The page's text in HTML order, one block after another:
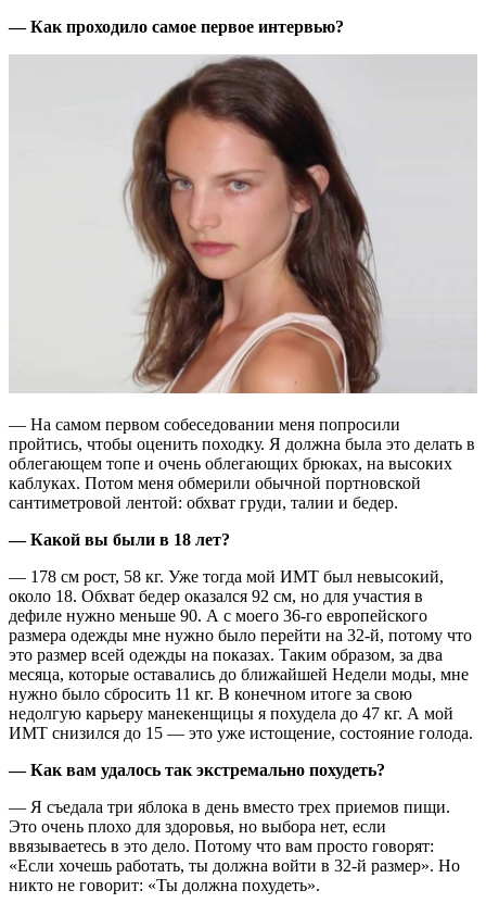
— Как проходило самое первое интервью?
— На самом первом собеседовании меня попросили
пройтись, чтобы оценить походку. Я должна была это делать в
облегающем топе и очень облегающих брюках, на высоких
каблуках. Потом меня обмерили обычной портновской
сантиметровой лентой: обхват груди, талии и бедер.
— Какой вы были в 18 лет?
— 178 см рост, 58 кг. Уже тогда мой ИМТ был невысокий,
около 18. Обхват бедер оказался 92 см, но для участия в
дефиле нужно меньше 90. А с моего 36-го европейского
размера одежды мне нужно было перейти на 32-й, потому что
это размер всей одежды на показах. Таким образом, за два
месяца, которые оставались до ближайшей Недели моды, мне
нужно было сбросить 11 кг. В конечном итоге за свою
недолгую карьеру манекенщицы я похудела до 47 кг. А мой
ИМТ снизился до 15 — это уже истощение, состояние голода.
— Как вам удалось так экстремально похудеть?
— Я съедала три яблока в день вместо трех приемов пищи.
Это очень плохо для здоровья, но выбора нет, если
ввязываетесь в это дело. Потому что вам просто говорят:
«Если хочешь работать, ты должна войти в 32-й размер». Но
никто не говорит: «Ты должна похудеть».